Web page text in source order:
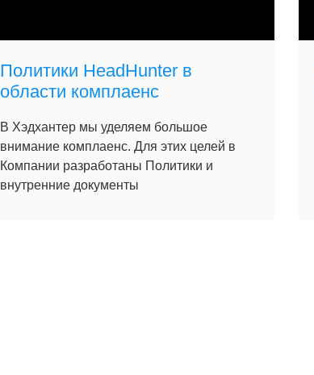
Политики HeadHunter в
области комплаенс
В Хэдхантер мы уделяем большое
внимание комплаенс. Для этих целей в
Компании разработаны Политики и
внутренние документы